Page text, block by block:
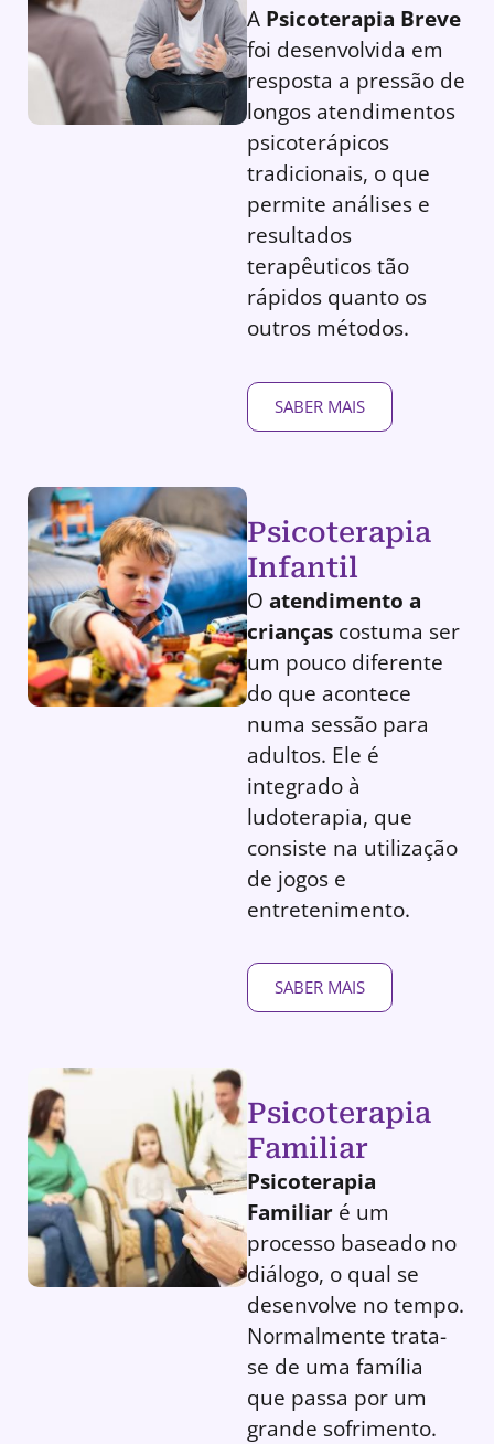
A Psicoterapia Breve
foi desenvolvida em
resposta a pressão de
longos atendimentos
psicoterápicos
tradicionais, o que
permite análises e
resultados
terapêuticos tão
rápidos quanto os
outros métodos.
SABER MAIS
Psicoterapia
Infantil
O atendimento a
crianças costuma ser
um pouco diferente
do que acontece
numa sessão para
adultos. Ele é
integrado à
ludoterapia, que
consiste na utilização
de jogos e
entretenimento.
SABER MAIS
Psicoterapia
Familiar
Psicoterapia
Familiar é um
processo baseado no
diálogo, o qual se
desenvolve no tempo.
Normalmente trata-
se de uma família
que passa por um
grande sofrimento.